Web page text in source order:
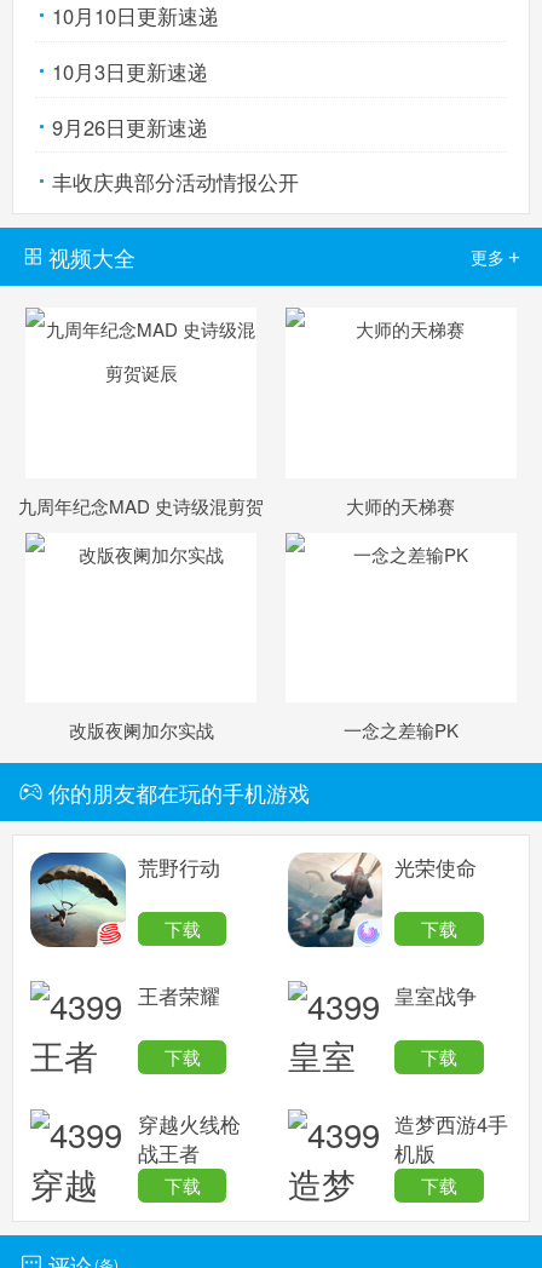
10月10日更新速递
10月3日更新速递
9月26日更新速递
丰收庆典部分活动情报公开
视频大全 更多 +
九周年纪念MAD 史诗级混剪贺
诞辰
大师的天梯赛
改版夜阑加尔实战 一念之差输PK
你的朋友都在玩的手机游戏
荒野行动
下载
光荣使命
下载
王者荣耀
下载
皇室战争
下载
穿越火线枪
战王者
下载
造梦西游4手
机版
下载
(条)